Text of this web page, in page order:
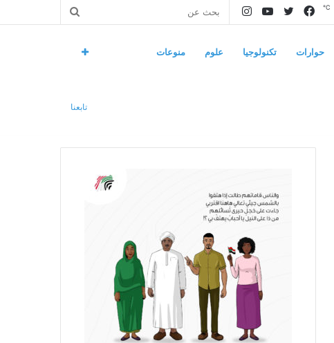
بحث
انستقراميوتيوبتويتر
فيسبوك ℃
حوارات تكنولوجيا علوم منوعات
تابعنا